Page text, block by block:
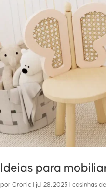
Ideias para
porCronic jul 28, 2025 |casinhas